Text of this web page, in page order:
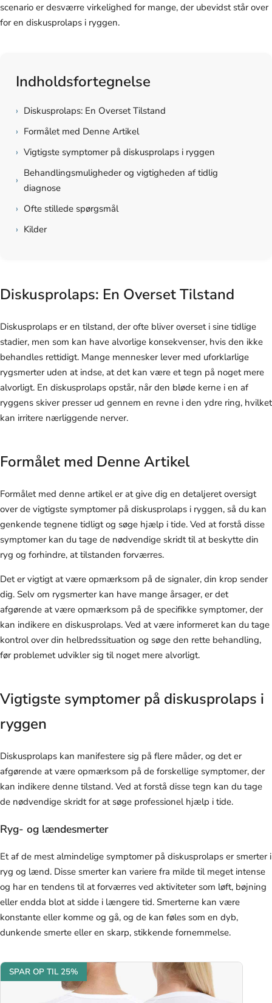
scenario er desværre virkelighed for mange, der ubevidst står over
for en diskusprolaps i ryggen.
Indholdsfortegnelse
› Diskusprolaps: En Overset Tilstand
› Formålet med Denne Artikel
› Vigtigste symptomer på diskusprolaps i ryggen
›
Behandlingsmuligheder og vigtigheden af tidlig
diagnose
› Ofte stillede spørgsmål
› Kilder
Diskusprolaps: En Overset Tilstand
Diskusprolaps er en tilstand, der ofte bliver overset i sine tidlige
stadier, men som kan have alvorlige konsekvenser, hvis den ikke
behandles rettidigt. Mange mennesker lever med uforklarlige
rygsmerter uden at indse, at det kan være et tegn på noget mere
alvorligt. En diskusprolaps opstår, når den bløde kerne i en af
ryggens skiver presser ud gennem en revne i den ydre ring, hvilket
kan irritere nærliggende nerver.
Formålet med Denne Artikel
Formålet med denne artikel er at give dig en detaljeret oversigt
over de vigtigste symptomer på diskusprolaps i ryggen, så du kan
genkende tegnene tidligt og søge hjælp i tide. Ved at forstå disse
symptomer kan du tage de nødvendige skridt til at beskytte din
ryg og forhindre, at tilstanden forværres.
Det er vigtigt at være opmærksom på de signaler, din krop sender
dig. Selv om rygsmerter kan have mange årsager, er det
afgørende at være opmærksom på de specifikke symptomer, der
kan indikere en diskusprolaps. Ved at være informeret kan du tage
kontrol over din helbredssituation og søge den rette behandling,
før problemet udvikler sig til noget mere alvorligt.
Vigtigste symptomer på diskusprolaps i
ryggen
Diskusprolaps kan manifestere sig på flere måder, og det er
afgørende at være opmærksom på de forskellige symptomer, der
kan indikere denne tilstand. Ved at forstå disse tegn kan du tage
de nødvendige skridt for at søge professionel hjælp i tide.
Ryg- og lændesmerter
Et af de mest almindelige symptomer på diskusprolaps er smerter i
ryg og lænd. Disse smerter kan variere fra milde til meget intense
og har en tendens til at forværres ved aktiviteter som løft, bøjning
eller endda blot at sidde i længere tid. Smerterne kan være
konstante eller komme og gå, og de kan føles som en dyb,
dunkende smerte eller en skarp, stikkende fornemmelse.
SPAR OP TIL 25%